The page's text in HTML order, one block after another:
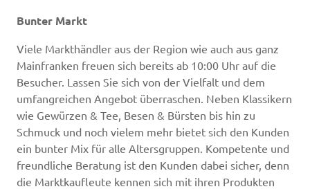
Bunter Markt
Viele Markthändler aus der Region wie auch aus ganz
Mainfranken freuen sich bereits ab 10:00 Uhr auf die
Besucher. Lassen Sie sich von der Vielfalt und dem
umfangreichen Angebot überraschen. Neben Klassikern
wie Gewürzen & Tee, Besen & Bürsten bis hin zu
Schmuck und noch vielem mehr bietet sich den Kunden
ein bunter Mix für alle Altersgruppen. Kompetente und
freundliche Beratung ist den Kunden dabei sicher, denn
die Marktkaufleute kennen sich mit ihren Produkten